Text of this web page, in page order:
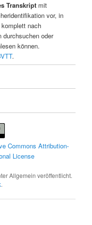
Transkriptmit
vor, in
nach
durchsuchen oder
können.
.
Commons Attribution-
License
Allgemein veröffentlicht.
.